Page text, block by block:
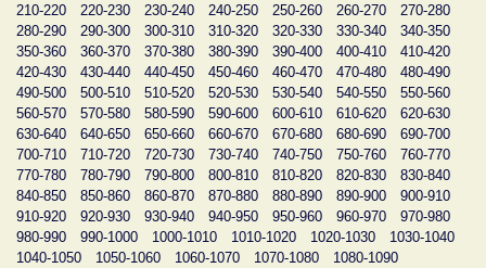
210-220
220-230 230-240 240-250 250-260 260-270
270-280
280-290
290-300 300-310 310-320 320-330 330-340
340-350
350-360
360-370 370-380 380-390 390-400 400-410
410-420
420-430
430-440 440-450 450-460 460-470 470-480
480-490
490-500
500-510 510-520 520-530 530-540 540-550
550-560
560-570
570-580 580-590 590-600 600-610 610-620
620-630
630-640
640-650 650-660 660-670 670-680 680-690
690-700
700-710
710-720 720-730 730-740 740-750 750-760
760-770
770-780
780-790 790-800 800-810 810-820 820-830
830-840
840-850
850-860 860-870 870-880 880-890 890-900
900-910
910-920
920-930 930-940 940-950 950-960 960-970
970-980
980-990
990-1000 1000-1010 1010-1020 1020-1030
1030-1040
1040-1050
1050-1060 1060-1070 1070-1080
1080-1090